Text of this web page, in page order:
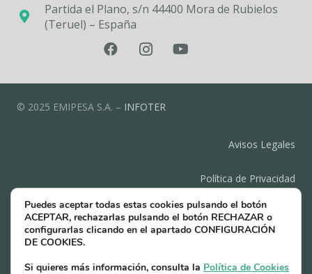
Partida el Plano, s/n 44400 Mora de Rubielos
(Teruel) – España
© 2025 EMIPESA S.A. – INFOTER
Avisos Legales
Política de Privacidad
Política de Cookies
Puedes aceptar todas estas cookies pulsando el botón
ACEPTAR, rechazarlas pulsando el botón RECHAZAR o
configurarlas clicando en el apartado CONFIGURACIÓN
DE COOKIES.
Si quieres más información, consulta la Política de Cookies